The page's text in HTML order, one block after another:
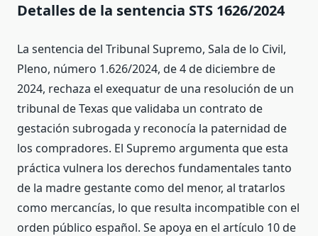
Detalles de la sentencia STS 1626/2024
La sentencia del Tribunal Supremo, Sala de lo Civil,
Pleno, número 1.626/2024, de 4 de diciembre de
2024, rechaza el exequatur de una resolución de un
tribunal de Texas que validaba un contrato de
gestación subrogada y reconocía la paternidad de
los compradores. El Supremo argumenta que esta
práctica vulnera los derechos fundamentales tanto
de la madre gestante como del menor, al tratarlos
como mercancías, lo que resulta incompatible con el
orden público español. Se apoya en el artículo 10 de